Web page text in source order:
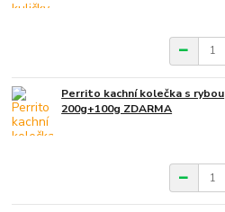
Perrito kachní kolečka s rybou
200g+100g ZDARMA